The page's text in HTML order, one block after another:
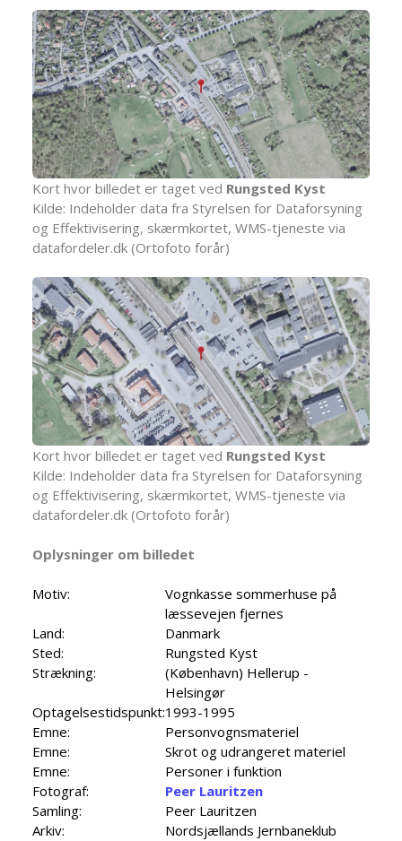
Kort hvor billedet er taget ved Rungsted Kyst
Kilde: Indeholder data fra Styrelsen for Dataforsyning
og Effektivisering, skærmkortet, WMS-tjeneste via
datafordeler.dk (Ortofoto forår)
Kort hvor billedet er taget ved Rungsted Kyst
Kilde: Indeholder data fra Styrelsen for Dataforsyning
og Effektivisering, skærmkortet, WMS-tjeneste via
datafordeler.dk (Ortofoto forår)
Oplysninger om billedet
Motiv:
Vognkasse sommerhuse på
læssevejen fjernes
Land:
Danmark
Sted:
Rungsted Kyst
Strækning:
(København) Hellerup -
Helsingør
Optagelsestidspunkt:1993-1995
Emne:
Personvognsmateriel
Emne:
Skrot og udrangeret materiel
Emne:
Personer i funktion
Fotograf:
Peer Lauritzen
Samling:
Peer Lauritzen
Arkiv:
Nordsjællands Jernbaneklub